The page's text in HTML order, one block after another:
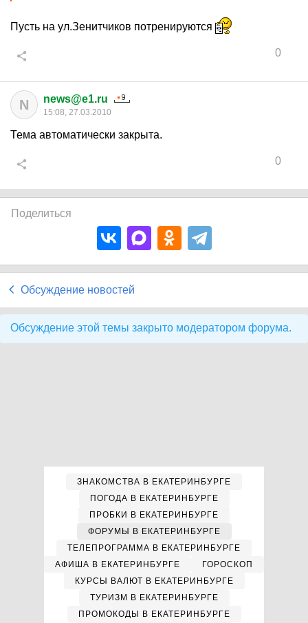
Пусть на ул.Зенитчиков потренируются
0
N news@e1.ru
15:08, 27.03.2010
Тема автоматически закрыта.
0
Поделиться
Обсуждение новостей
Обсуждение этой темы закрыто модератором форума.
ЗНАКОМСТВА В ЕКАТЕРИНБУРГЕ
ПОГОДА В ЕКАТЕРИНБУРГЕ
ПРОБКИ В ЕКАТЕРИНБУРГЕ
ФОРУМЫ В ЕКАТЕРИНБУРГЕ
ТЕЛЕПРОГРАММА В ЕКАТЕРИНБУРГЕ
АФИША В ЕКАТЕРИНБУРГЕ
ГОРОСКОП
КУРСЫ ВАЛЮТ В ЕКАТЕРИНБУРГЕ
ТУРИЗМ В ЕКАТЕРИНБУРГЕ
ПРОМОКОДЫ В ЕКАТЕРИНБУРГЕ